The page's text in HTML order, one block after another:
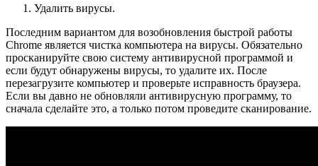
Удалить вирусы.
Последним вариантом для возобновления быстрой работы
Chrome является чистка компьютера на вирусы. Обязательно
просканируйте свою систему антивирусной программой и
если будут обнаружены вирусы, то удалите их. После
перезагрузите компьютер и проверьте исправность браузера.
Если вы давно не обновляли антивирусную программу, то
сначала сделайте это, а только потом проведите сканирование.